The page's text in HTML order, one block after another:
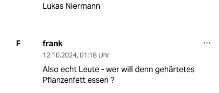
Lukas Niermann
F frank
12.10.2024, 01:18 Uhr
Also echt Leute - wer will denn gehärtetes
Pflanzenfett essen ?